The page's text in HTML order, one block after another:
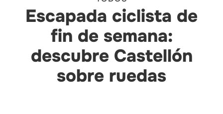
Escapada ciclista de
fin de semana:
descubre Castellón
sobre ruedas